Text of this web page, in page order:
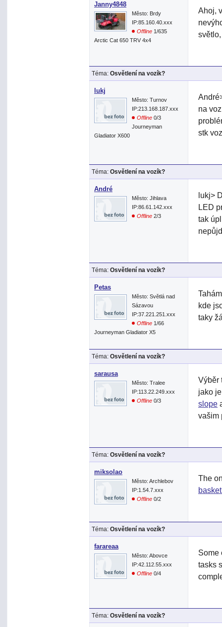
Janny4848
Město: Brdy
IP:85.160.40.xxx
Offline 1/635
Arctic Cat 650 TRV 4x4
Ahoj,
Téma: Osvětlení na vozík?
lukj
Město: Turnov
IP:213.168.187.xxx
Offline 0/3
Journeyman
Gladiator X600
na
stk
Téma: Osvětlení na vozík?
André
Město: Jihlava
IP:86.61.142.xxx
Offline 2/3
lukj>
LED
tak
Téma: Osvětlení na vozík?
Petas
Město: Světlá nad
Sázavou
IP:37.221.251.xxx
Offline 1/66
Journeyman Gladiator X5
kde
taky
Téma: Osvětlení na vozík?
sarausa
Město: Tralee
IP:113.22.249.xxx
Offline 0/3
Výběr
jako
slope
vašim
Téma: Osvětlení na vozík?
miksolao
Město: Archlebov
IP:1.54.7.xxx
Offline 0/2
The
Téma: Osvětlení na vozík?
farareaa
Město: Abovce
IP:42.112.55.xxx
Offline 0/4
Some
tasks
Téma: Osvětlení na vozík?